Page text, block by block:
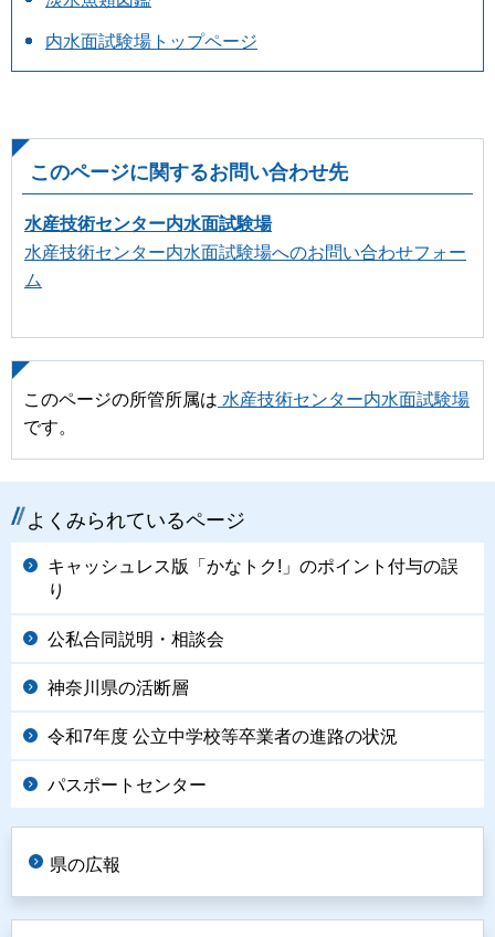
内水面試験場トップページ
このページに関するお問い合わせ先
水産技術センター内水面試験場
水産技術センター内水面試験場へのお問い合わせフォー
ム
このページの所管所属は 水産技術センター内水面試験場
です。
よくみられているページ
キャッシュレス版「かなトク!」のポイント付与の誤
り
公私合同説明・相談会
神奈川県の活断層
令和7年度 公立中学校等卒業者の進路の状況
パスポートセンター
県の広報